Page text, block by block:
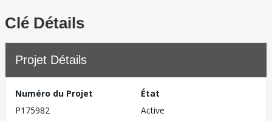
Clé Détails
Projet Détails
Numéro du Projet
P175982
État
Active